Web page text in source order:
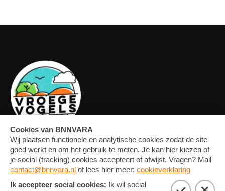
OVERZICHT FORUM